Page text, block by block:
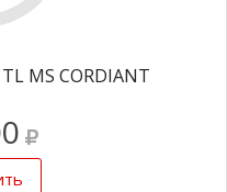
MS CORDIANT